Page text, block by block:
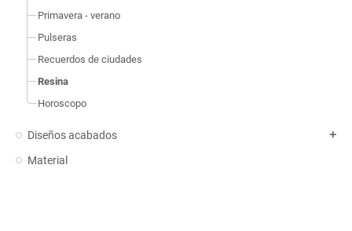
Primavera - verano
Pulseras
Recuerdos de ciudades
Resina
Horoscopo
Diseños acabados add
Material